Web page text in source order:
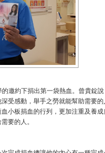
邀約下捐出第一袋熱血。曾貴錠
受感動，舉手之勞就能幫助需要
小板捐血的行列，更加注重及養
要的人。